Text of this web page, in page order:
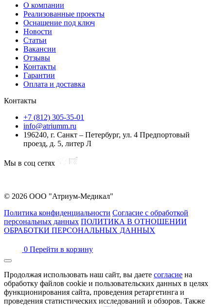
О компании
Реализованные проекты
Оснащение под ключ
Новости
Статьи
Вакансии
Отзывы
Контакты
Гарантии
Оплата и доставка
Контакты
+7 (812) 305-35-01
info@atriumm.ru
196240, г. Санкт – Петербург, ул. 4 Предпортовый
проезд, д. 5, литер Л
Мы в соц сетях
© 2026 ООО "Атриум-Медикал"
Политика конфиденциальности Согласие с обработкой
персональных данных ПОЛИТИКА В ОТНОШЕНИИ
ОБРАБОТКИ ПЕРСОНАЛЬНЫХ ДАННЫХ
0 Перейти в корзину
Продолжая использовать наш сайт, вы даете согласие на
обработку файлов cookie и пользовательских данных в целях
функционирования сайта, проведения ретаргетинга и
проведения статистических исследований и обзоров. Также